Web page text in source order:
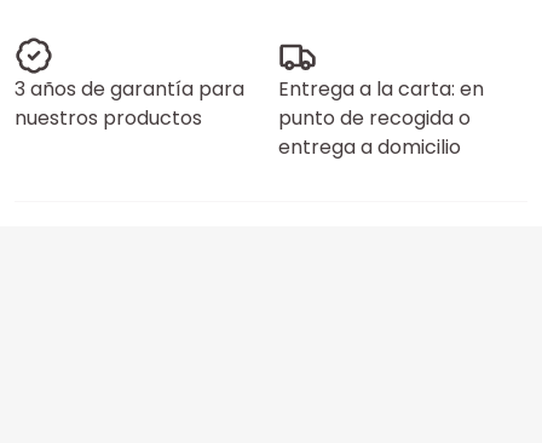
3 años de garantía para
nuestros productos
Entrega a la carta: en
punto de recogida o
entrega a domicilio